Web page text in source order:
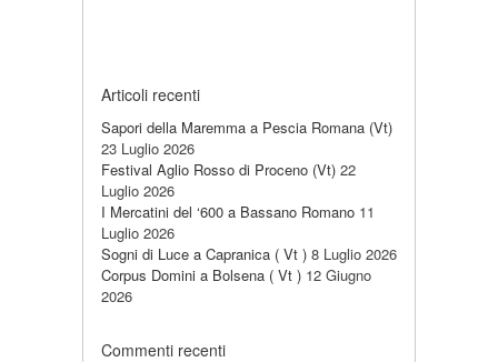
Articoli recenti
Sapori della Maremma a Pescia Romana (Vt)
23 Luglio 2026
Festival Aglio Rosso di Proceno (Vt) 22
Luglio 2026
I Mercatini del ‘600 a Bassano Romano 11
Luglio 2026
Sogni di Luce a Capranica ( Vt ) 8 Luglio 2026
Corpus Domini a Bolsena ( Vt ) 12 Giugno
2026
Commenti recenti